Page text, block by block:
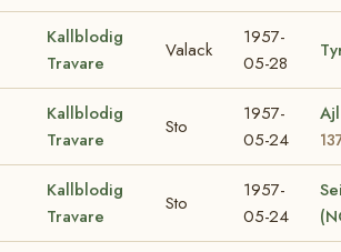
Kallblodig
Travare
Valack
1957-
05-28
Kallblodig
Travare
Sto
1957-
05-24
Kallblodig
Travare
Sto
1957-
05-24